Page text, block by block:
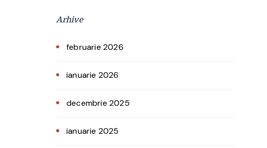
Arhive
februarie 2026
ianuarie 2026
decembrie 2025
ianuarie 2025